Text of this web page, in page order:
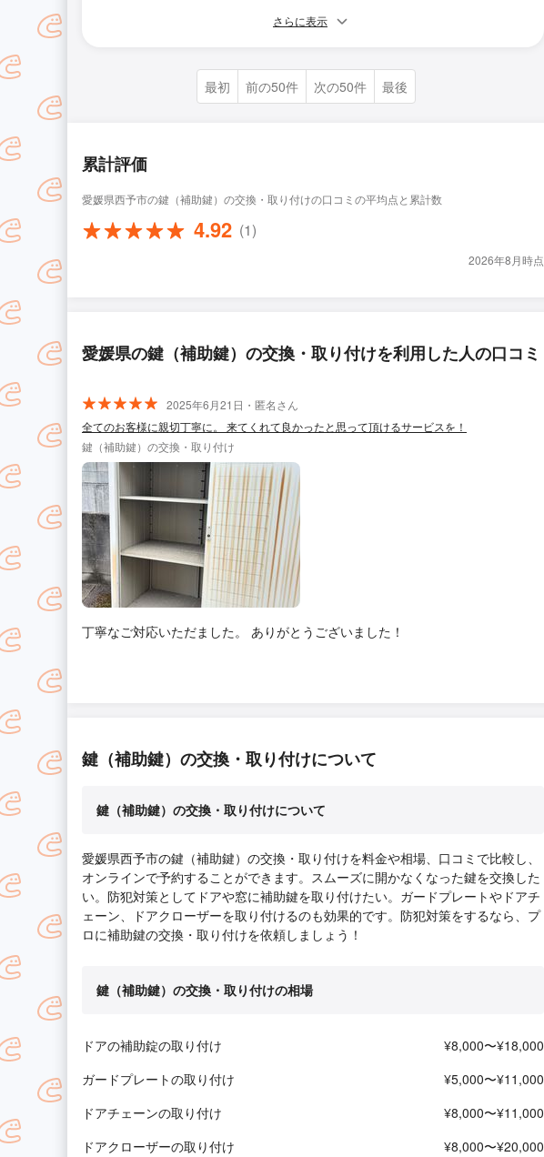
さらに表示
最初 前の50件 次の50件 最後
累計評価
愛媛県西予市の鍵（補助鍵）の交換・取り付けの口コミの平均点と累計数
4.92 (1)
2026年8月時点
愛媛県の鍵（補助鍵）の交換・取り付けを利用した人の口コミ
2025年6月21日・匿名さん
全てのお客様に親切丁寧に。 来てくれて良かったと思って頂けるサービスを！
鍵（補助鍵）の交換・取り付け
丁寧なご対応いただました。 ありがとうございました！
鍵（補助鍵）の交換・取り付けについて
鍵（補助鍵）の交換・取り付けについて
愛媛県西予市の鍵（補助鍵）の交換・取り付けを料金や相場、口コミで比較し、
オンラインで予約することができます。スムーズに開かなくなった鍵を交換した
い。防犯対策としてドアや窓に補助鍵を取り付けたい。ガードプレートやドアチ
ェーン、ドアクローザーを取り付けるのも効果的です。防犯対策をするなら、プ
ロに補助鍵の交換・取り付けを依頼しましょう！
鍵（補助鍵）の交換・取り付けの相場
ドアの補助錠の取り付け
¥8,000〜¥18,000
ガードプレートの取り付け
¥5,000〜¥11,000
ドアチェーンの取り付け
¥8,000〜¥11,000
ドアクローザーの取り付け
¥8,000〜¥20,000